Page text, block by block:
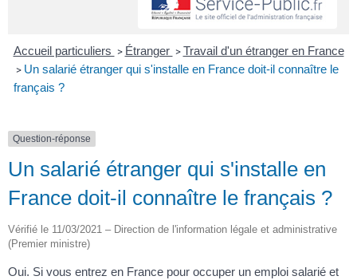
Accueil particuliers > Étranger > Travail d'un étranger en France
> Un salarié étranger qui s'installe en France doit-il connaître le
français ?
Question-réponse
Un salarié étranger qui s'installe en
France doit-il connaître le français ?
Vérifié le 11/03/2021 – Direction de l'information légale et administrative
(Premier ministre)
Oui. Si vous entrez en France pour occuper un emploi salarié et